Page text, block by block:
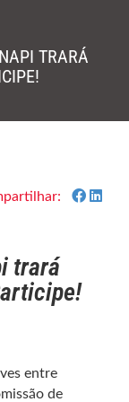
TRARÁ
trará
entre
de